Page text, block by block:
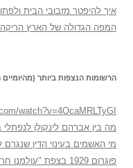
איך להיפטר מזבובי הבית
המפה הגדולה של הארץ הריקה
הרשומות הנצפות ביותר
watch?v=4OcaMRLTyGI
מה בין אברהם לינקולן לנפתלי
מי האשמים בעינוי הדין שנגרם
פוגרום 1929 בצפת "עולמנו חרב עלינו"